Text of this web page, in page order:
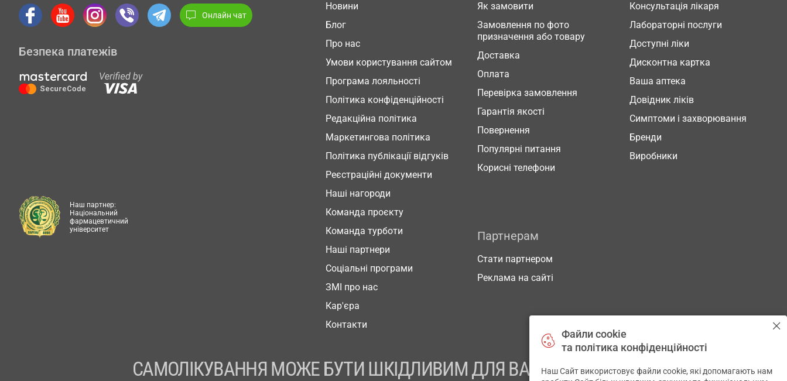
Онлайн чат
Безпека платежів
Новини
Блог
Про нас
Умови користування сайтом
Програма лояльності
Політика конфіденційності
Редакційна політика
Маркетингова політика
Політика публікації відгуків
Реєстраційні документи
Наші нагороди
Команда проєкту
Команда турботи
Наші партнери
Соціальні програми
ЗМІ про нас
Кар'єра
Контакти
Як замовити
Замовлення по фото
призначення або товару
Доставка
Оплата
Перевірка замовлення
Гарантія якості
Повернення
Популярні питання
Корисні телефони
Консультація лікаря
Лабораторні послуги
Доступні ліки
Дисконтна картка
Ваша аптека
Довідник ліків
Симптоми і захворювання
Бренди
Виробники
Партнерам
Стати партнером
Реклама на сайті
Наш партнер:
Національний
фармацевтичний
університет
САМОЛІКУВАННЯ МОЖЕ БУТИ ШКІДЛИВИМ ДЛЯ ВАШОГО ЗДОРОВ’Я
Файли cookie
та політика конфіденційності
Наш Сайт використовує файли cookie, які допомагають нам